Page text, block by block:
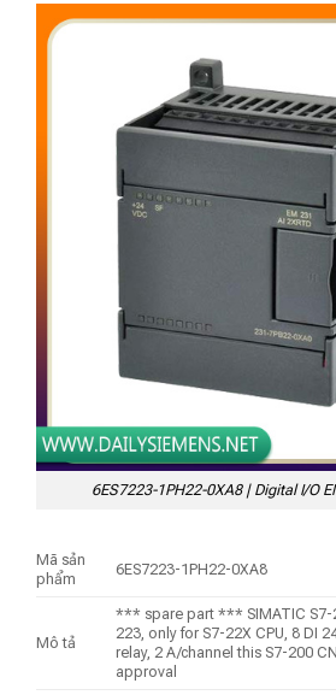
6ES7223-1PH22-0XA8 | Digital I/O
Mã sản
phẩm
6ES7223-1PH22-0XA8
Mô tả
*** spare part *** SIMATIC S7-
223, only for S7-22X CPU, 8 DI
relay, 2 A/channel this S7-200
approval